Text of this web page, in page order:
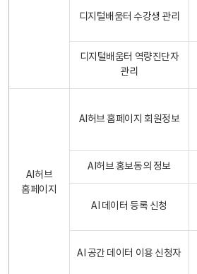
디지털배움터 수강생 관리
디지털배움터 역량진단자
관리
AI허브
홈페이지
AI허브 홈페이지 회원정보
AI허브 홍보동의 정보
AI 데이터 등록 신청
AI 공간 데이터 이용 신청자